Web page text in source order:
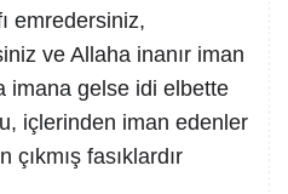
emredersiniz,
ve Allaha inanır iman
imana gelse idi elbette
içlerinden iman edenler
fasıklardır